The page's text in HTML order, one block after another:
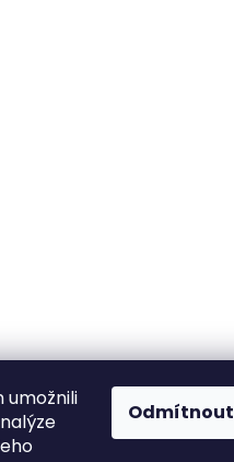
umožnili
Odmítnout